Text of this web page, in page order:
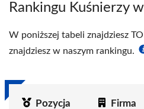
Rankingu Kuśnierzy
W poniższej tabeli znajdziesz
znajdziesz w naszym rankingu.
Pozycja Firma